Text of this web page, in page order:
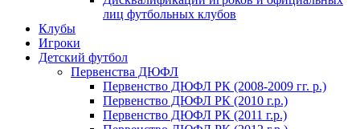
лиц футбольных клубов
Клубы
Игроки
Детский футбол
Первенства ДЮФЛ
Первенство ДЮФЛ РК (2008-2009 гг. р.)
Первенство ДЮФЛ РК (2010 г.р.)
Первенство ДЮФЛ РК (2011 г.р.)